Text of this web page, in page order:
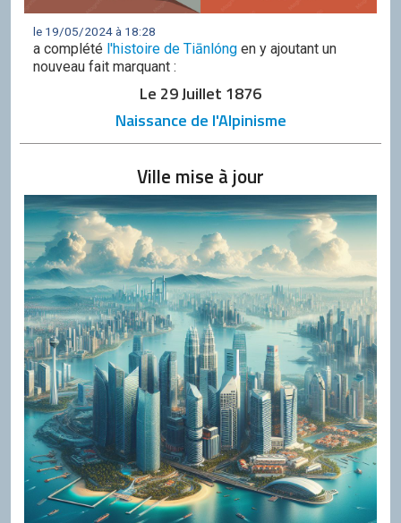
le 19/05/2024 à 18:28
a complété l'histoire de Tiānlóng en y ajoutant un
nouveau fait marquant :
Le 29 Juillet 1876
Naissance de l'Alpinisme
Ville mise à jour